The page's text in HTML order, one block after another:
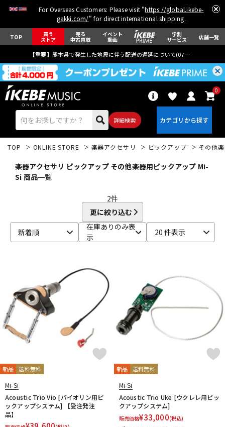
For Overseas Customers: Please visit "https://global.ikebe-
gakki.com/" for direct international shipping.
TOP 買う
ストア
売る
中古買取
イベント
動画
学割
サービス 店舗一覧
【重要】熊本県で発生した地震に伴う配送の遅延について(07月29日
詳細検索
0
ベース ウクレレ
パーカッション
キーボード 電子ピアノ
DTM
TOP ONLINE STORE 楽器アクセサリ ピックアップ その他
楽器アクセサリ ピックアップ その他楽器用ピックアップ Mi-
Si 商品一覧
2件
更に絞り込む
新着順
在庫ありのみ表
示
20 件表示
新品 送料無料
Mi-Si
Acoustic Trio Vio [バイオリン用ピ
ックアップシステム] 【受注発注
品】
新品 送料無料
Mi-Si
Acoustic Trio Uke [ウクレレ用ピッ
クアップシステム]
販売価格¥33,000(税込)